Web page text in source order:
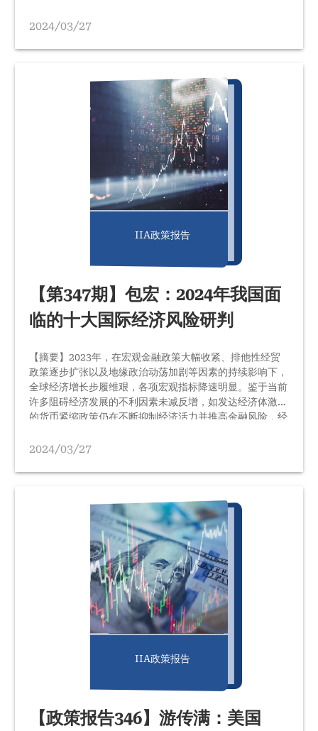
包括美团生活、滴滴打车等平台服务，无法注册外国手机号
持，无法扫码付费，无法网上购买高铁飞机票，无法扫码预
经严重影响到了“高水平对外开放”等重大战略部署的实现，
2024/03/27
IIA政策报告
【第347期】包宏：2024年我国面
临的十大国际经济风险研判
【摘要】2023年，在宏观金融政策大幅收紧、排他性经贸
政策逐步扩张以及地缘政治动荡加剧等因素的持续影响下，
全球经济增长步履维艰，各项宏观指标降速明显。鉴于当前
许多阻碍经济发展的不利因素未减反增，如发达经济体激进
的货币紧缩政策仍在不断抑制经济活力并推高金融风险，经
展的不确定性陡然提升等，我们研判2024年世界经济发展
峻的外部经济环境。因此，为做好应对准备和有效防范系统
梳理、总结的基础上，归纳界定2024年我国可能面临的十
大国际经济风险，…
2024/03/27
IIA政策报告
【政策报告346】游传满：美国